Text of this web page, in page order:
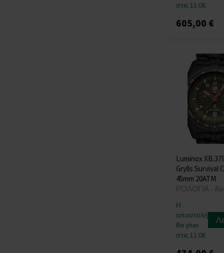
στις 11.08.
605,00 €
Luminox
Grylls Survival
45mm 20ATM
ΡΟΛΟΓΙΑ -
Η
αποστολή
θα γίνει
στις 11.08.